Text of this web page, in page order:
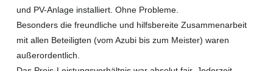
und PV-Anlage installiert. Ohne Probleme.
Besonders die freundliche und hilfsbereite Zusammenarbeit
mit allen Beteiligten (vom Azubi bis zum Meister) waren
außerordentlich.